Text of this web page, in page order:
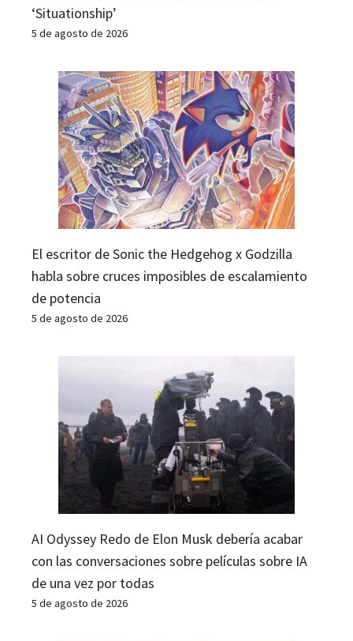
‘Situationship’
5 de agosto de 2026
El escritor de Sonic the Hedgehog x Godzilla
habla sobre cruces imposibles de escalamiento
de potencia
5 de agosto de 2026
AI Odyssey Redo de Elon Musk debería acabar
con las conversaciones sobre películas sobre IA
de una vez por todas
5 de agosto de 2026